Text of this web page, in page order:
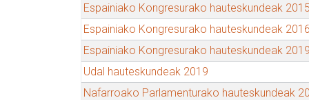
Espainiako Kongresurako hauteskundeak 2015
Espainiako Kongresurako hauteskundeak 2016
Espainiako Kongresurako hauteskundeak 2019
Udal hauteskundeak 2019
Nafarroako Parlamenturako hauteskundeak